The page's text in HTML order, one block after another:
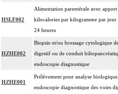
HSLF002
Alimentation parentérale avec apport
kilocalories par kilogramme par
24 heures
HZHE002
Biopsie et/ou brossage cytologique
digestif ou de conduit
endoscopie diagnostique
HZHE001
Prélèvement pour analyse
endoscopie diagnostique des voies